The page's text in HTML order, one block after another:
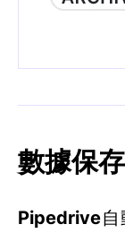
數據保
Pipedrive